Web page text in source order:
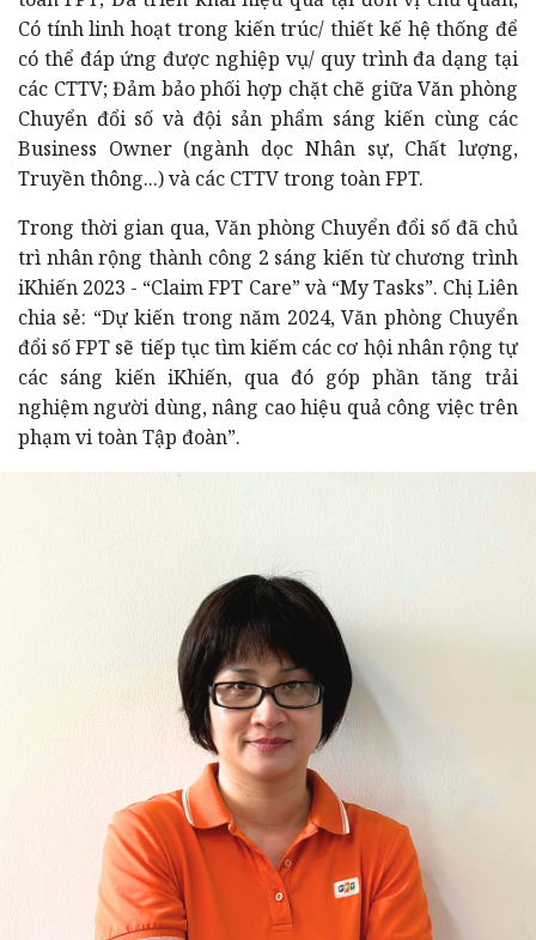
Có tính linh hoạt trong kiến trúc/ thiết kế hệ thống để
có thể đáp ứng được nghiệp vụ/ quy trình đa dạng tại
các CTTV; Đảm bảo phối hợp chặt chẽ giữa Văn phòng
Chuyển đổi số và đội sản phẩm sáng kiến cùng các
Business Owner (ngành dọc Nhân sự, Chất lượng,
Truyền thông...) và các CTTV trong toàn FPT.
Trong thời gian qua, Văn phòng Chuyển đổi số đã chủ
trì nhân rộng thành công 2 sáng kiến từ chương trình
iKhiến 2023 - “Claim FPT Care” và “My Tasks”. Chị Liên
chia sẻ: “Dự kiến trong năm 2024, Văn phòng Chuyển
đổi số FPT sẽ tiếp tục tìm kiếm các cơ hội nhân rộng tự
các sáng kiến iKhiến, qua đó góp phần tăng trải
nghiệm người dùng, nâng cao hiệu quả công việc trên
phạm vi toàn Tập đoàn”.